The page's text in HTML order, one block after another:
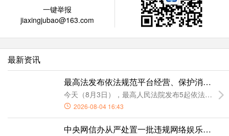
一键举报
jiaxingjubao@163.com
最新资讯
最高法发布依法规范平台经营、保护消费者
今天（8月3日），最高人民法院发布5起依法规范
2026-08-04 16:43
中央网信办从严处置一批违规网络娱乐团播